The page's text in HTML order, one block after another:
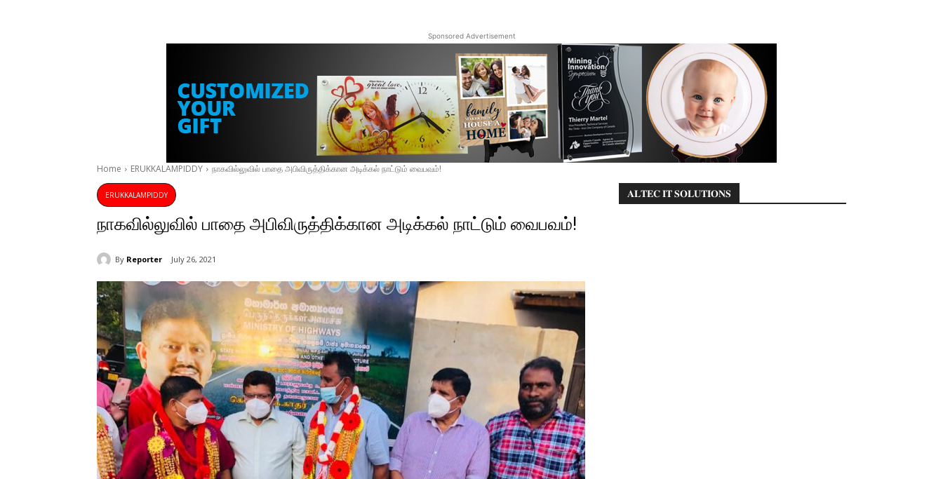
Sponsored Advertisement
Home ERUKKALAMPIDDY நாகவில்லுவில் பாதை அபிவிருத்திக்கான அடிக்கல் நாட்டும் வைபவம்!
ERUKKALAMPIDDY
நாகவில்லுவில் பாதை அபிவிருத்திக்கான அடிக்கல் நாட்டும் வைபவம்!
By Reporter July 26, 2021
𝐀𝐋𝐓𝐄𝐂 𝐈𝐓 𝐒𝐎𝐋𝐔𝐓𝐈𝐎𝐍𝐒